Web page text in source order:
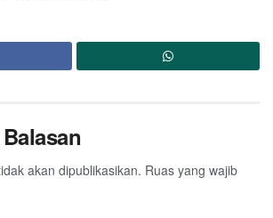
akan dipublikasikan. Ruas yang wajib